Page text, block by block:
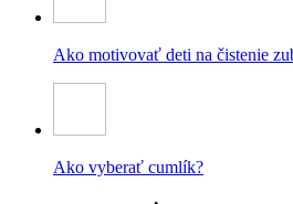
Ako motivovať deti na čistenie
Ako vyberať cumlík?